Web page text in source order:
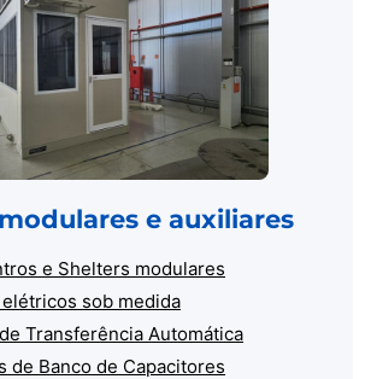
e auxiliares
e Shelters modulares
sob medida
Transferência Automática
de Banco de Capacitores